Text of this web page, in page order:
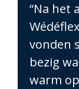
“Na het
vonden
bezig
warm